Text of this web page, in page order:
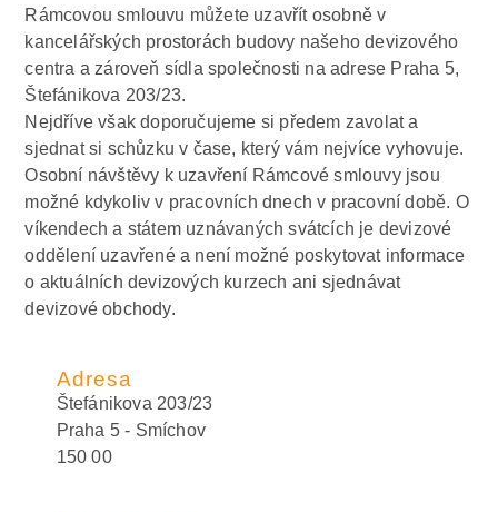
Rámcovou smlouvu můžete uzavřít osobně v
kancelářských prostorách budovy našeho devizového
centra a zároveň sídla společnosti na adrese Praha 5,
Štefánikova 203/23.
Nejdříve však doporučujeme si předem zavolat a
sjednat si schůzku v čase, který vám nejvíce vyhovuje.
Osobní návštěvy k uzavření Rámcové smlouvy jsou
možné kdykoliv v pracovních dnech v pracovní době. O
víkendech a státem uznávaných svátcích je devizové
oddělení uzavřené a není možné poskytovat informace
o aktuálních devizových kurzech ani sjednávat
devizové obchody.
Adresa
Štefánikova 203/23
Praha 5 - Smíchov
150 00